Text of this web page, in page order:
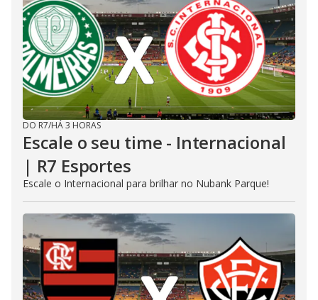
DO R7/HÁ 3 HORAS
Escale o seu time - Internacional
| R7 Esportes
Escale o Internacional para brilhar no Nubank Parque!